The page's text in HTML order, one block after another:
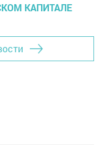
КАПИТАЛЕ